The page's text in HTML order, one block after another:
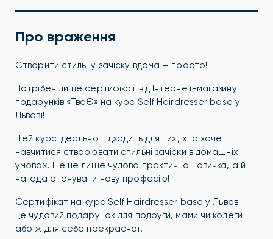
Про враження
Створити стильну зачіску вдома — просто!
Потрібен лише сертифікат від Інтернет-магазину
подарунків «ТвоЄ» на курс Self Hairdresser base у
Львові!
Цей курс ідеально підходить для тих, хто хоче
навчитися створювати стильні зачіски в домашніх
умовах. Це не лише чудова практична навичка, а й
нагода опанувати нову професію!
Сертифікат на курс Self Hairdresser base у Львові —
це чудовий подарунок для подруги, мами чи колеги
або ж для себе прекрасної!